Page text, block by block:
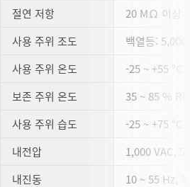
절연 저항
20 MΩ 이상
사용 주위 조도
백열등:
사용 주위 온도
-25 ~ +55 °C
보존 주위 온도
35 ~ 85 %
사용 주위 습도
-25 ~ +75 °C
내전압
1,000 VAC,
내진동
10 ~ 55 Hz,